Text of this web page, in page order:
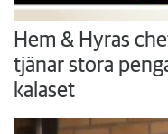
Hem & Hyras
tjänar stora
kalaset